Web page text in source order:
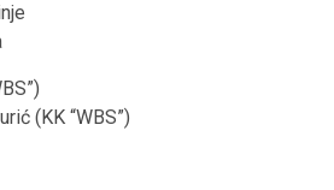
(KK “WBS”)